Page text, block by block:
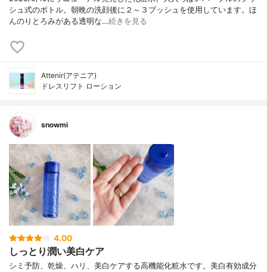
シュ式のボトル。朝晩の洗顔後に２～３プッシュを使用しています。ほ
んのりとろみがある透明な…続きを見る
Attenir(アテニア)
ドレスリフト ローション
snowmi
4.00
しっとり潤い美白ケア
シミ予防、乾燥、ハリ、美白ケアする高機能化粧水です。美白有効成分